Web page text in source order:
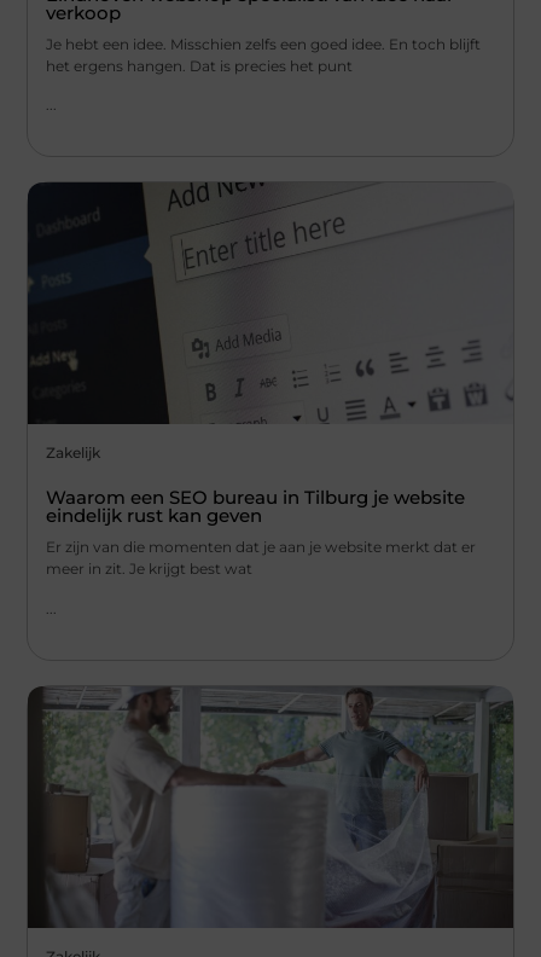
verkoop
Je hebt een idee. Misschien zelfs een goed idee. En toch blijft
het ergens hangen. Dat is precies het punt
...
Zakelijk
Waarom een SEO bureau in Tilburg je website
eindelijk rust kan geven
Er zijn van die momenten dat je aan je website merkt dat er
meer in zit. Je krijgt best wat